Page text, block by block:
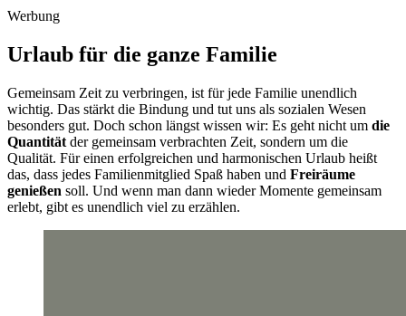
Werbung
Urlaub für die ganze Familie
Gemeinsam Zeit zu verbringen, ist für jede Familie unendlich
wichtig. Das stärkt die Bindung und tut uns als sozialen Wesen
besonders gut. Doch schon längst wissen wir: Es geht nicht um die
Quantität der gemeinsam verbrachten Zeit, sondern um die
Qualität. Für einen erfolgreichen und harmonischen Urlaub heißt
das, dass jedes Familienmitglied Spaß haben und Freiräume
genießen soll. Und wenn man dann wieder Momente gemeinsam
erlebt, gibt es unendlich viel zu erzählen.